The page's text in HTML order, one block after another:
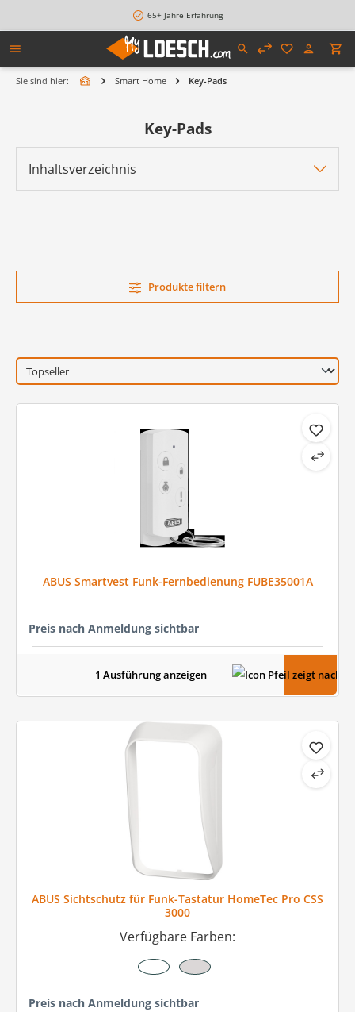
65+ Jahre Erfahrung
Sie sind hier: Smart Home Key-Pads
Inhaltsverzeichnis
Key-Pads
Produkte filtern
ABUS Smartvest Funk-Fernbedienung FUBE35001A
Preis nach Anmeldung sichtbar
1 Ausführung anzeigen
ABUS Sichtschutz für Funk-Tastatur HomeTec Pro CSS
3000
Verfügbare Farben:
Preis nach Anmeldung sichtbar